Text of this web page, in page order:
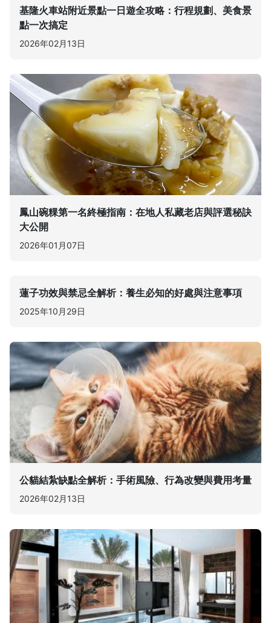
基隆火車站附近景點一日遊全攻略：行程規劃、美食景
點一次搞定
2026年02月13日
鳳山碗粿第一名終極指南：在地人私藏老店與評選秘訣
大公開
2026年01月07日
蓮子功效與禁忌全解析：養生必知的好處與注意事項
2025年10月29日
公貓結紮缺點全解析：手術風險、行為改變與費用考量
2026年02月13日